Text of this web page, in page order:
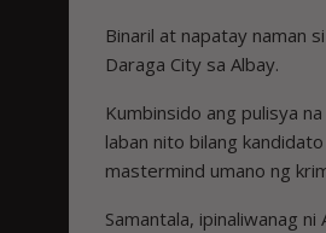
Binaril at napatay naman
Daraga City sa Albay.
Kumbinsido ang pulisya
laban nito bilang
mastermind umano ng
Samantala, ipinaliwanag